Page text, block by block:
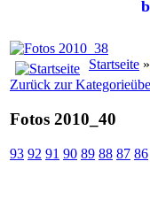
Startseite »
Zurück zur
Fotos 2010_40
93 92 91 90 89 88 87 86